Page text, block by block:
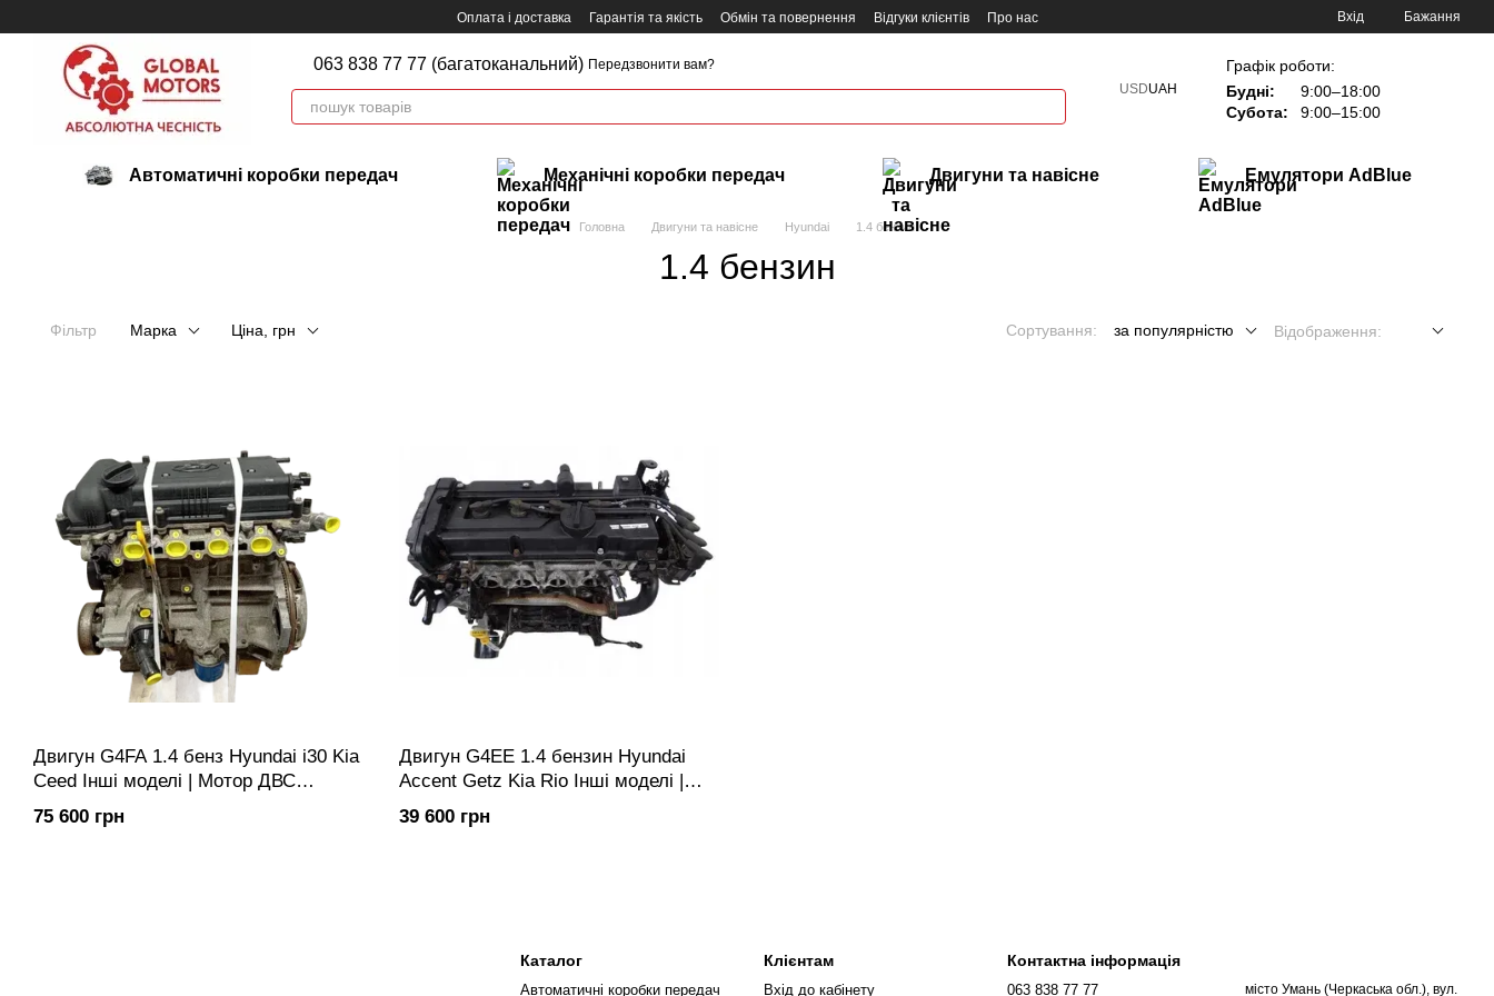
Оплата і доставка Гарантія та якість Обмін та повернення Відгуки клієнтів Про нас Вхід Бажання
063 838 77 77 (багатоканальний) Передзвонити вам?
USDUAH
Графік роботи:
Будні:
9:00–18:00
Субота:
9:00–15:00
Автоматичні коробки передач Механічні коробки передач Двигуни та навісне Емулятори AdBlue
Головна Двигуни та навісне Hyundai 1.4 бензин
1.4 бензин
Фільтр Марка Ціна, грн Сортування: за популярністю Відображення:
Двигун G4FA 1.4 бенз Hyundai i30 Kia
Ceed Інші моделі | Мотор ДВС
Двигатель
75 600 грн
Двигун G4EE 1.4 бензин Hyundai
Accent Getz Kia Rio Інші моделі |
Мотор ДВС Двигатель
39 600 грн
Каталог
Автоматичні коробки передач
Клієнтам
Вхід до кабінету
Контактна інформація
063 838 77 77 місто Умань (Черкаська обл.), вул.